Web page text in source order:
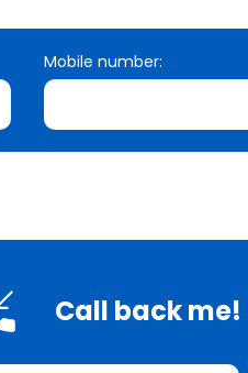
Mobile number:
Call back me!